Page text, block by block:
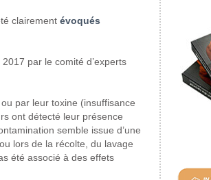
clairement évoqués
par le comité d’experts
ou par leur toxine (insuffisance
ont détecté leur présence
semble issue d’une
lors de la récolte, du lavage
été associé à des effets